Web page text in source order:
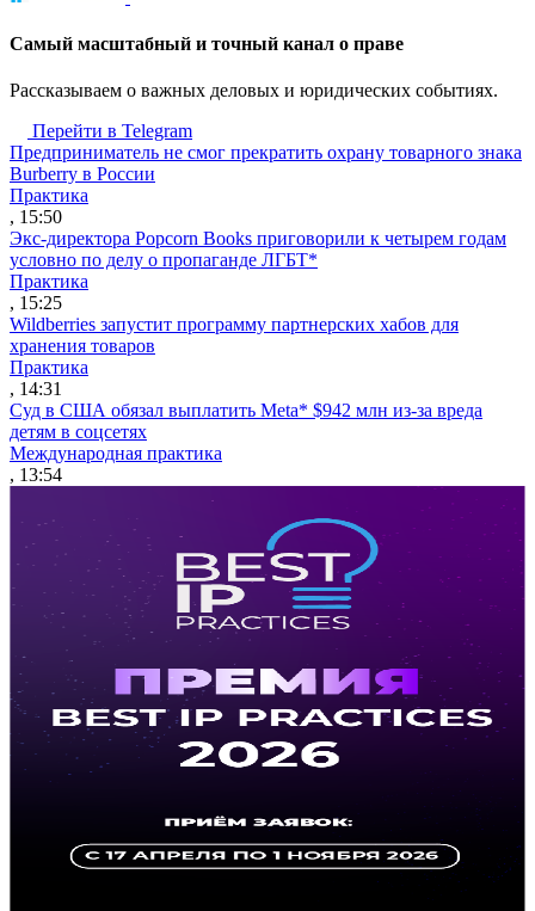
Cамый масштабный и точный канал о праве
Рассказываем о важных деловых и юридических событиях.
Перейти в Telegram
Предприниматель не смог прекратить охрану товарного знака
Burberry в России
Практика
, 15:50
Экс-директора Popcorn Books приговорили к четырем годам
условно по делу о пропаганде ЛГБТ*
Практика
, 15:25
Wildberries запустит программу партнерских хабов для
хранения товаров
Практика
, 14:31
Суд в США обязал выплатить Meta* $942 млн из-за вреда
детям в соцсетях
Международная практика
, 13:54